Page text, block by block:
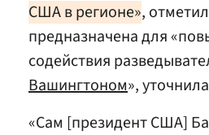
США в регионе»,
предназначена для
содействия
Вашингтоном»,
«Сам [президент США]